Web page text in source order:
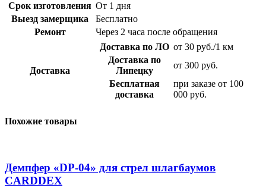
Срок изготовления От 1 дня
Выезд замерщика
Бесплатно
Ремонт
Через 2 часа после обращения
Доставка
Доставка по ЛО от 30 руб./1 км
Доставка по
Липецку
от 300 руб.
Бесплатная
доставка
при заказе от 100
000 руб.
Похожие товары
Демпфер «DP-04» для стрел шлагбаумов
CARDDEX